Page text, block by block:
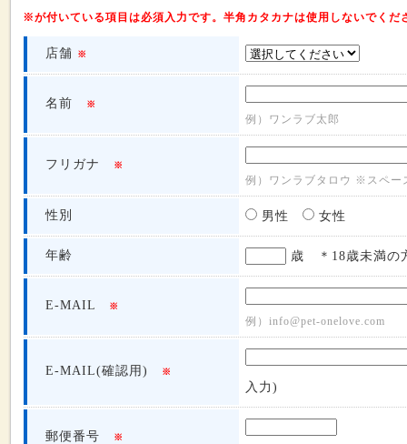
※が付いている項目は必須入力です。半角カタカナは使用しないでくだ
店舗 ※
名前 ※
例）ワンラブ太郎
フリガナ ※
例）ワンラブタロウ ※スペー
性別 男性 女性
年齢 歳 ＊18歳未満の
E-MAIL ※
例）info@pet-onelove.com
E-MAIL(確認用) ※
入力)
郵便番号 ※